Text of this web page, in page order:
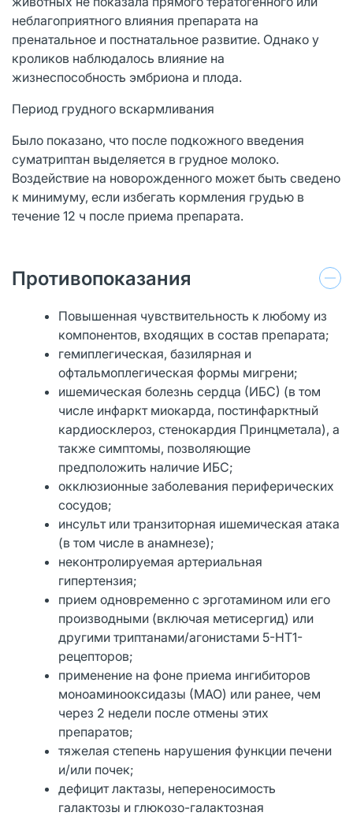
неблагоприятного влияния препарата на
пренатальное и постнатальное развитие. Однако у
кроликов наблюдалось влияние на
жизнеспособность эмбриона и плода.
Период грудного вскармливания
Было показано, что после подкожного введения
суматриптан выделяется в грудное молоко.
Воздействие на новорожденного может быть сведено
к минимуму, если избегать кормления грудью в
течение 12 ч после приема препарата.
Противопоказания
Повышенная чувствительность к любому из
компонентов, входящих в состав препарата;
гемиплегическая, базилярная и
офтальмоплегическая формы мигрени;
ишемическая болезнь сердца (ИБС) (в том
числе инфаркт миокарда, постинфарктный
кардиосклероз, стенокардия Принцметала), а
также симптомы, позволяющие
предположить наличие ИБС;
окклюзионные заболевания периферических
сосудов;
инсульт или транзиторная ишемическая атака
(в том числе в анамнезе);
неконтролируемая артериальная
гипертензия;
прием одновременно с эрготамином или его
производными (включая метисергид) или
другими триптанами/агонистами 5-НТ1-
рецепторов;
применение на фоне приема ингибиторов
моноаминооксидазы (МАО) или ранее, чем
через 2 недели после отмены этих
препаратов;
тяжелая степень нарушения функции печени
и/или почек;
дефицит лактазы, непереносимость
галактозы и глюкозо-галактозная